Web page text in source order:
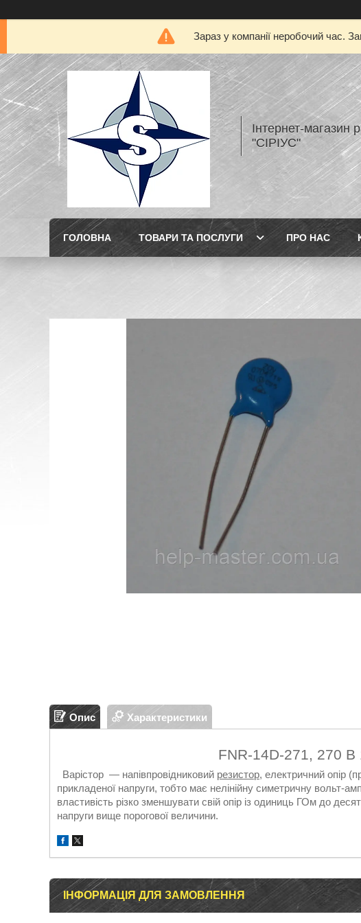
Зараз у компанії неробочий час.
Інтернет-магазин
"СІРІУС"
ГОЛОВНА ТОВАРИ ТА ПОСЛУГИ ПРО НАС
Опис Характеристики
FNR-14D-271, 270
Варістор — напівпровідниковий резистор, електричний опір
прикладеної напруги, тобто має нелінійну симетричну вольт-
властивість різко зменшувати свій опір із одиниць ГОм до
напруги вище порогової величини.
ІНФОРМАЦІЯ ДЛЯ ЗАМОВЛЕННЯ